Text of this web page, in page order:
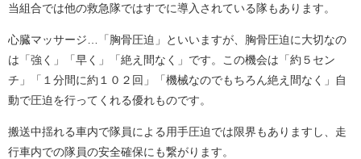
当組合では他の救急隊ではすでに導入されている隊もあります。
心臓マッサージ…「胸骨圧迫」といいますが、胸骨圧迫に大切なの
は「強く」「早く」「絶え間なく」です。この機会は「約５セン
チ」「１分間に約１０２回」「機械なのでもちろん絶え間なく」自
動で圧迫を行ってくれる優れものです。
搬送中揺れる車内で隊員による用手圧迫では限界もありますし、走
行車内での隊員の安全確保にも繋がります。